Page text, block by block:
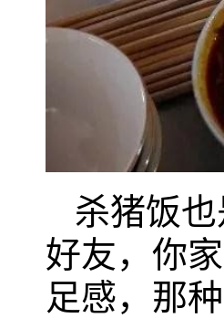
杀猪饭
好友，你
足感，那